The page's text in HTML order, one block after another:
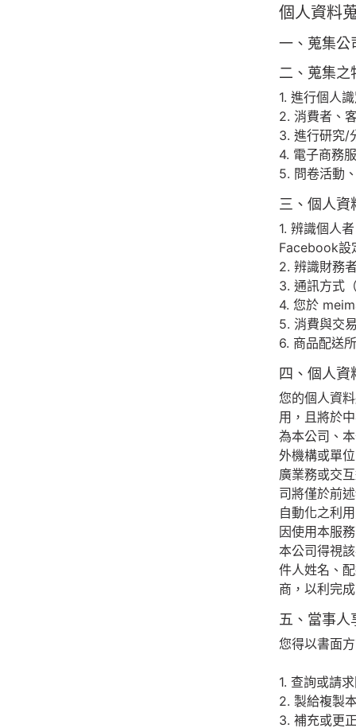
個人資料
一、蒐集公
二、蒐集之
1. 進行個人
2. 消費者、
3. 進行研究/
4. 電子商務
5. 問卷活動
三、個人資
1. 辨識個人
Facebook設
2. 辨識財務
3. 通訊方式
4. 您於
5. 消費與交
6. 商品配送
四、個人
您的個人資
用，且將於
為本公司、
外機構或單
廣業務或交
司將僅於前
自動化之利
因使用本服
本公司得視
件人姓名、
商，以利完
五、當事人
您得以書面
1. 查詢或請
2. 製給複製
3. 補充或更